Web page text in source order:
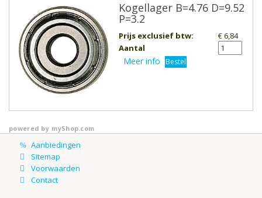
Kogellager B=4.76 D=9.52
P=3.2
Prijs exclusief btw:
€ 6,84
Aantal
Meer info Bestel
powered by myShop.com